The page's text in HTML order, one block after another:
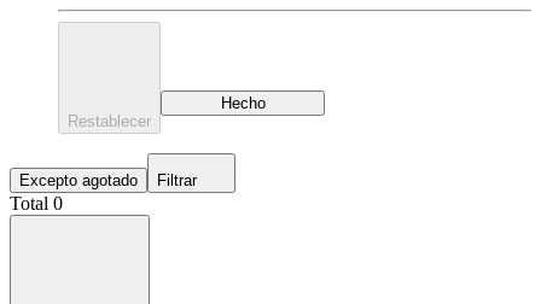
Restablecer
Hecho
Excepto agotado Filtrar
Total 0